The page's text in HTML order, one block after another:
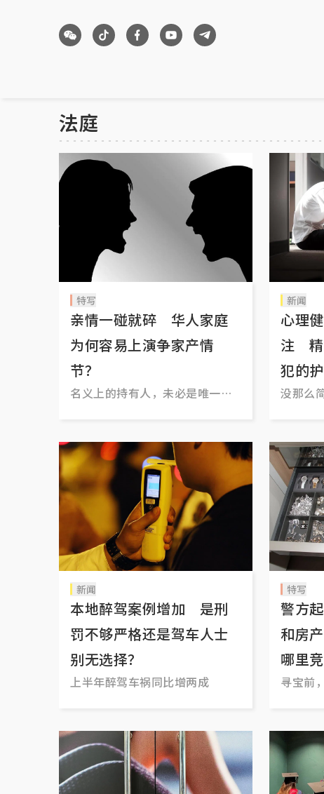
法庭
特写
亲情一碰就碎 华人家庭
为何容易上演争家产情
节？
名义上的持有人，未必是唯一持
新闻
心理
注 精
犯的
没那么
新闻
本地醉驾案例增加 是刑
罚不够严格还是驾车人士
别无选择？
上半年醉驾车祸同比增两成
特写
警方
和房
哪里竞
寻宝前